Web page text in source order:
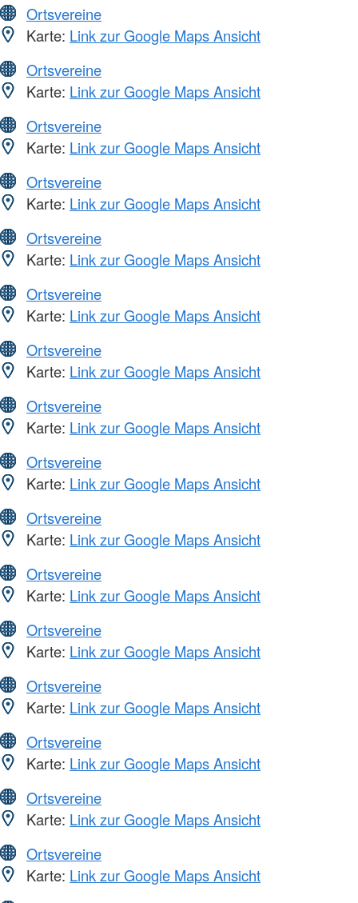
Ortsvereine
Karte: Link zur Google Maps Ansicht
Ortsvereine
Karte: Link zur Google Maps Ansicht
Ortsvereine
Karte: Link zur Google Maps Ansicht
Ortsvereine
Karte: Link zur Google Maps Ansicht
Ortsvereine
Karte: Link zur Google Maps Ansicht
Ortsvereine
Karte: Link zur Google Maps Ansicht
Ortsvereine
Karte: Link zur Google Maps Ansicht
Ortsvereine
Karte: Link zur Google Maps Ansicht
Ortsvereine
Karte: Link zur Google Maps Ansicht
Ortsvereine
Karte: Link zur Google Maps Ansicht
Ortsvereine
Karte: Link zur Google Maps Ansicht
Ortsvereine
Karte: Link zur Google Maps Ansicht
Ortsvereine
Karte: Link zur Google Maps Ansicht
Ortsvereine
Karte: Link zur Google Maps Ansicht
Ortsvereine
Karte: Link zur Google Maps Ansicht
Ortsvereine
Karte: Link zur Google Maps Ansicht